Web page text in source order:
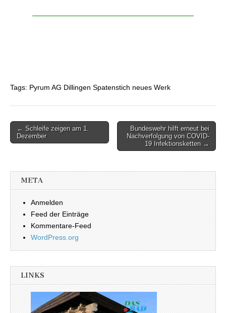
Tags: Pyrum AG Dillingen Spatenstich neues Werk
Beitragsnavigation
← Schleife zeigen am 1.
Dezember
Bundeswehr hilft erneut bei
Nachverfolgung von COVID-
19 Infektionsketten →
META
Anmelden
Feed der Einträge
Kommentare-Feed
WordPress.org
LINKS